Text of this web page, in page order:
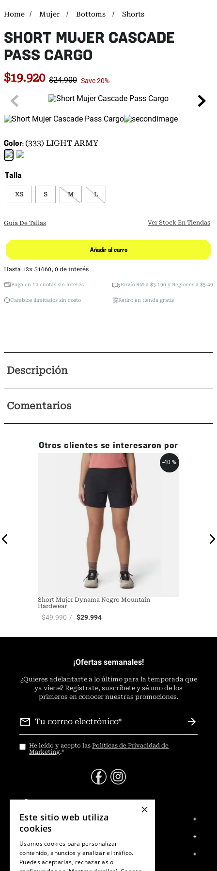
Mujer Bottoms Shorts
SHORT MUJER CASCADE
PASS CARGO
$19.920 $24.900 Save20%
Color (333) LIGHT ARMY
Talla
XS S M L
Guia De Tallas Ver Stock En Tiendas
Añadir al carro
Hasta 12x $1660, 0 de interés
Paga en 12 cuotas sin interés Envío RM a $3.190 y Regiones a $5.490
Cambios ilimitados sin costo Retiro en tienda gratis
Descripción
Comentarios
Otros clientes se interesaron por
-40 %
Short Mujer Dynama Negro Mountain
Hardwear
$49.990 $29.994
¡Ofertas semanales!
¿Quieres adelantarte a lo último para la temporada que
ya viene? Regístrate, suscríbete y sé uno de los
primeros en conocer nuestras promociones.
He leído y acepto lasPolíticas de Privacidad de
Marketing.*
@Contáctanos
Servicio al Consumidor
+
Centro de Ayuda
Tiendas
Retiro en Tienda
Giftcard
+
Política de Privacidad
Término y Condiciones
Cuenta +
Mi Cuenta
×
Este sitio web utiliza
cookies
Usamos cookies para personalizar
contenido, anuncios y analizar el tráfico.
Puedes aceptarlas, rechazarlas o